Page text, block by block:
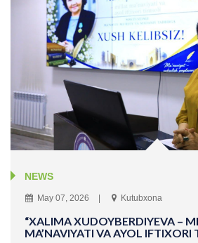
NEWS
May 07, 2026 Kutubxona
“XALIMA XUDOYBERDIYEVA –
MA’NAVIYATI VA AYOL IFTIXORI